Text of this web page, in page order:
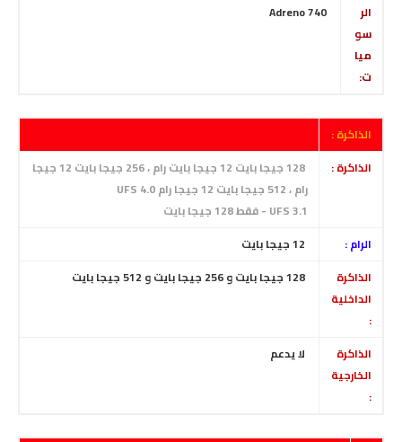
الر
سو
ميا
ت:
الذاكرة :
الذاكرة :
128 جيجا بايت 12 جيجا بايت رام ، 256 جيجا بايت 12 جيجا
رام ، 512 جيجا بايت 12 جيجا رام UFS 4.0
UFS 3.1 - فقط
128 جيجا بايت
الرام :
12 جيجا بايت
الذاكرة
الداخلية
:
جيجا بايتو 256 جيجا بايت و 512 جيجا بايت
الذاكرة
الخارجية
:
لايدعم